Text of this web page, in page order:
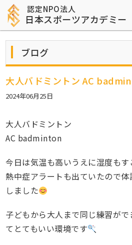
認定NPO法人
日本スポーツアカデミー
ブログ
大人バドミントン AC
2024年06月25日
大人バドミントン
AC badminton
今日は気温も高いうえに湿度もす
熱中症アラートも出ていたので
しました
子どもから大人まで同じ練習が
てとてもいい環境です